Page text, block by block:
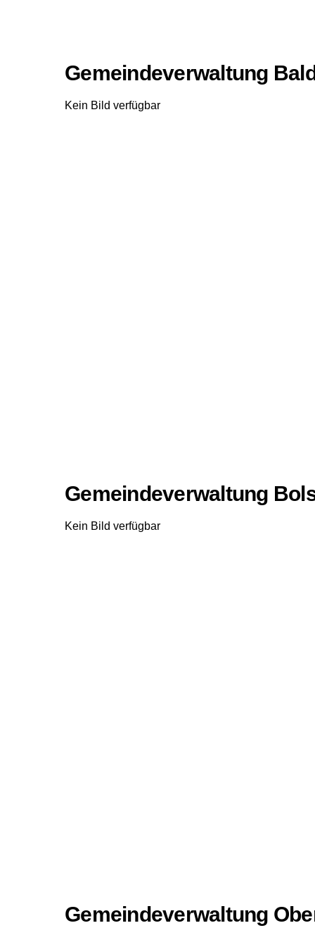
Gemeindeverwaltung
Kein Bild verfügbar
Gemeindeverwaltung
Kein Bild verfügbar
Gemeindeverwaltung